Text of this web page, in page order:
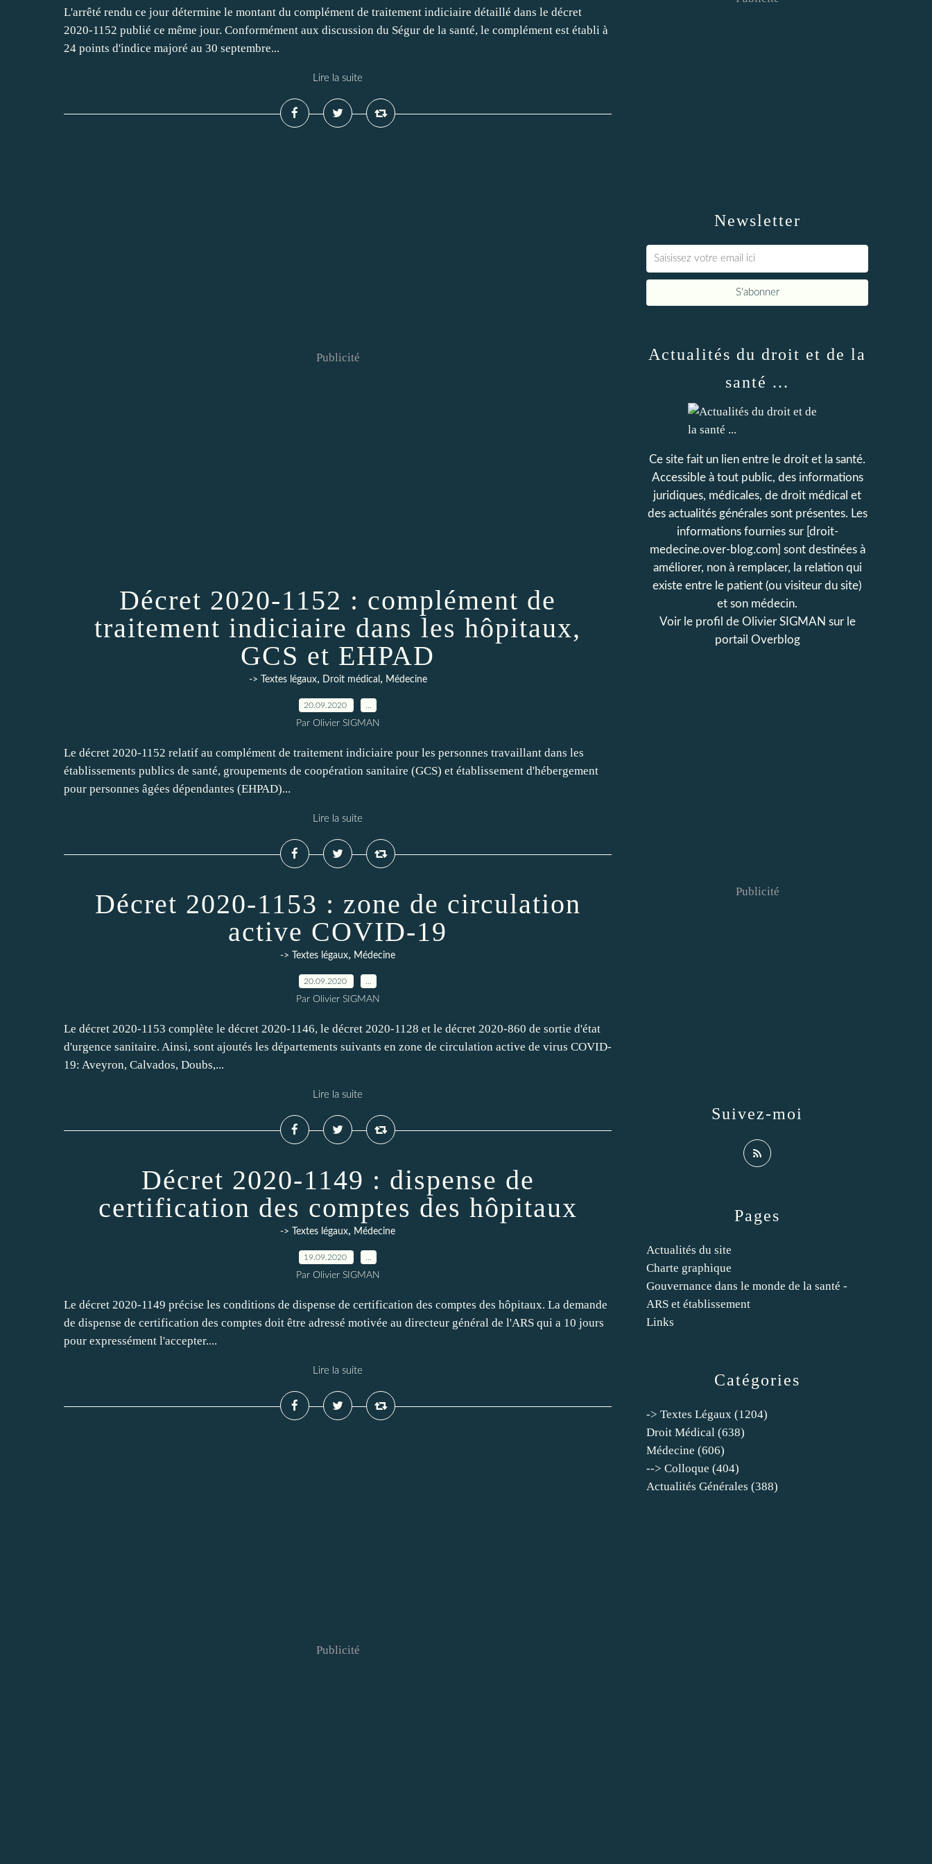
L'arrêté rendu ce jour détermine le montant du complément de traitement indiciaire détaillé dans le décret
2020-1152 publié ce même jour. Conformément aux discussion du Ségur de la santé, le complément est établi à
24 points d'indice majoré au 30 septembre...
Lire la suite
Publicité
Décret 2020-1152 : complément de
traitement indiciaire dans les hôpitaux,
GCS et EHPAD
-> Textes légaux, Droit médical , Médecine
20.09.2020
Par Olivier SIGMAN
Le décret 2020-1152 relatif au complément de traitement indiciaire pour les personnes travaillant dans les
établissements publics de santé, groupements de coopération sanitaire (GCS) et établissement d'hébergement
pour personnes âgées dépendantes (EHPAD)...
Lire la suite
Décret 2020-1153 : zone de circulation
active COVID-19
-> Textes légaux, Médecine
20.09.2020
Par Olivier SIGMAN
Le décret 2020-1153 complète le décret 2020-1146, le décret 2020-1128 et le décret 2020-860 de sortie d'état
d'urgence sanitaire. Ainsi, sont ajoutés les départements suivants en zone de circulation active de virus COVID-
19: Aveyron, Calvados, Doubs,...
Lire la suite
Décret 2020-1149 : dispense de
certification des comptes des hôpitaux
-> Textes légaux, Médecine
19.09.2020
Par Olivier SIGMAN
Le décret 2020-1149 précise les conditions de dispense de certification des comptes des hôpitaux. La demande
de dispense de certification des comptes doit être adressé motivée au directeur général de l'ARS qui a 10 jours
pour expressément l'accepter....
Lire la suite
Publicité
Newsletter
Catégories
-> Textes Légaux (1204)
Droit Médical (638)
Médecine (606)
--> Colloque (404)
Actualités Générales (388)
Pages
Actualités du site
Charte graphique
Gouvernance dans le monde de la santé -
ARS et établissement
Links
Actualités du droit et de la
santé ...
Ce site fait un lien entre le droit et la santé.
Accessible à tout public, des informations
juridiques, médicales, de droit médical et
des actualités générales sont présentes. Les
informations fournies sur [droit-
medecine.over-blog.com] sont destinées à
améliorer, non à remplacer, la relation qui
existe entre le patient (ou visiteur du site)
et son médecin.
Voir le profil de Olivier SIGMAN sur le
portail Overblog
Suivez-moi
Publicité